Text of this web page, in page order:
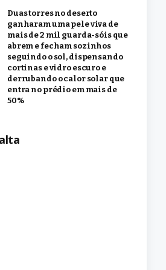
Duas torres no deserto
ganharam uma pele viva de
mais de 2 mil guarda-sóis que
abrem e fecham sozinhos
seguindo o sol, dispensando
cortinas e vidro escuro e
derrubando o calor solar que
entra no prédio em mais de
50%